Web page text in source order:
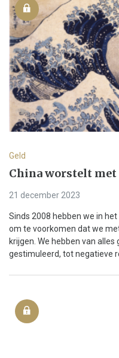
Geld
China worstelt
21 december 2023
Sinds 2008 hebben we in
om te voorkomen dat we
krijgen. We hebben van
gestimuleerd, tot negatieve